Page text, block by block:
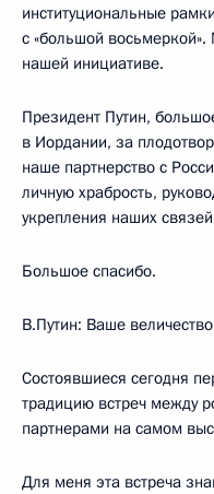
институциональные
с «большой
нашей инициативе.
Президент Путин,
в Иордании, за
наше партнерство с
личную храбрость,
укрепления наших
Большое спасибо.
В.Путин: Ваше
Состоявшиеся сегодня
традицию встреч между
партнерами на самом
Для меня эта встреча